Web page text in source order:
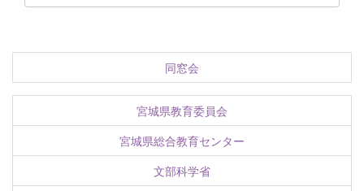
同窓会
宮城県教育委員会
宮城県総合教育センター
文部科学省